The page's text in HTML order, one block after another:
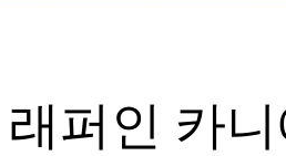
퍼인 카